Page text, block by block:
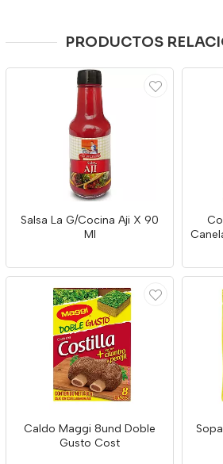
PRODUCTOS
Salsa La G/Cocina Aji X 90
Ml
Caldo Maggi 8und Doble
Gusto Cost